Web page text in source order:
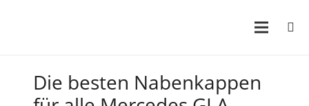
Die besten Nabenkappen